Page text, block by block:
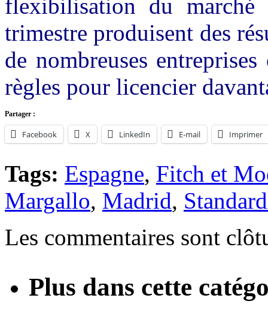
flexibilisation du marché
trimestre produisent des
de nombreuses
règles pour licencier
Partager :
Facebook X LinkedIn E-mail Imprimer
Tags: Espagne, Fitch et
Margallo, Madrid,
Les commentaires sont
Plus dans cette